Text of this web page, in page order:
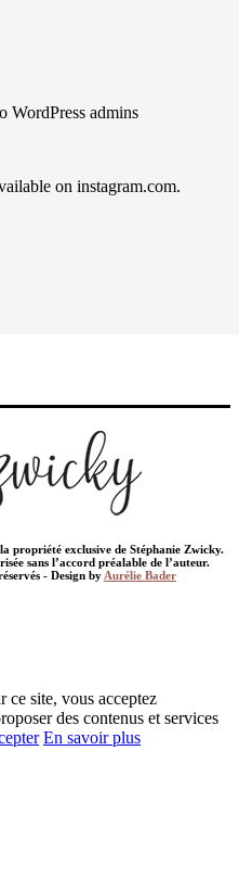
WordPress admins
on instagram.com.
propriété exclusive de Stéphanie Zwicky.
sans l’accord préalable de l’auteur.
- Design by Aurélie Bader
ce site, vous acceptez
des contenus et services
En savoir plus